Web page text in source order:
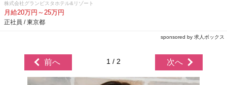
株式会社グランビスタホテル&リゾート
月給20万円～25万円
正社員 / 東京都
sponsored by 求人ボックス
前へ 1 / 2 次へ